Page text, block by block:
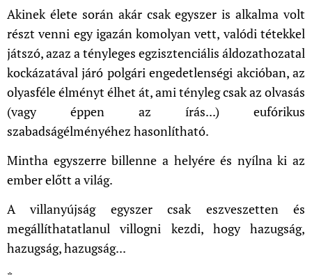
Akinek élete során akár csak egyszer is alkalma volt
részt venni egy igazán komolyan vett, valódi tétekkel
játszó, azaz a tényleges egzisztenciális áldozathozatal
kockázatával járó polgári engedetlenségi akcióban, az
olyasféle élményt élhet át, ami tényleg csak az olvasás
(vagy éppen az írás...) eufórikus
szabadságélményéhez hasonlítható.
Mintha egyszerre billenne a helyére és nyílna ki az
ember előtt a világ.
A villanyújság egyszer csak eszveszetten és
megállíthatatlanul villogni kezdi, hogy hazugság,
hazugság, hazugság...